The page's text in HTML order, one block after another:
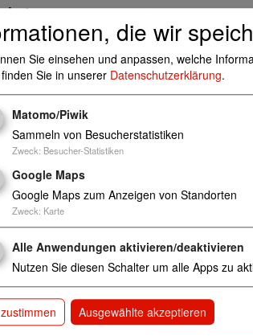
24808 Jevenstedt
Kinder
21465 Wentorf
Kinder
35396 Gießen
35394 Gießen
Kindertagesbetreuung
Kinder
24783 Osterrönfeld
die wir
Sie einsehen und anpassen, welche
Sie in unserer Datenschutzerklärung.
Matomo/Piwik
Sammeln von Besucherstatistiken
Zweck: Besucher-Statistiken
Google Maps
Google Maps zum Anzeigen von Standorten
Zweck: Karte
Alle Anwendungen aktivieren/deaktivieren
Nutzen Sie diesen Schalter um alle Apps zu
Ausgewählte akzeptieren